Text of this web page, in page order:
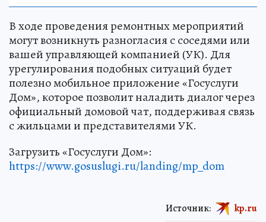
В ходе проведения ремонтных мероприятий
могут возникнуть разногласия с соседями или
вашей управляющей компанией (УК). Для
урегулирования подобных ситуаций будет
полезно мобильное приложение «Госуслуги
Дом», которое позволит наладить диалог через
официальный домовой чат, поддерживая связь
с жильцами и представителями УК.
Загрузить «Госуслуги Дом»:
https://www.gosuslugi.ru/landing/mp_dom
Источник: kp.ru